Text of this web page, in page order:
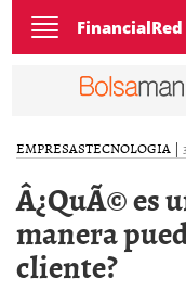
Toggle
navigation
FinancialRed
EMPRESASTECNOLOGIA |
Â¿QuÃ© es
manera
cliente?